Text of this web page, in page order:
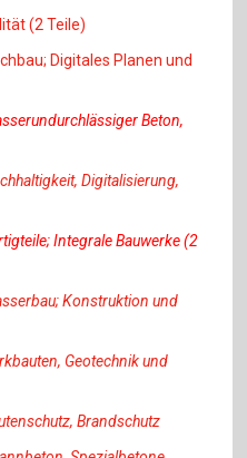
(2 Teile)
Digitales Planen und
Beton,
Digitalisierung,
Integrale Bauwerke (2
Konstruktion und
Geotechnik und
Brandschutz